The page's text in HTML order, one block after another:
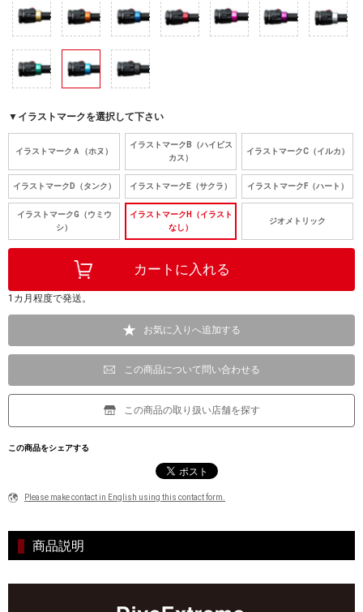
▼イラストマークを選択して下さい
イラストマークＡ（ホヌ）
イラストマークB（ハイビス
カス）
イラストマークC（イルカ）
イラストマークD（タンク） イラストマークE（サクラ） イラストマークF（ハート）
イラストマークG（ウミウ
シ）
イラストマークH（イラスト
なし）
ジオメトリック
1カ月程度で発送。
お気に入りへ追加する
この商品について問い合わせる
この商品の取り扱い店舗を探す
この商品をシェアする
Please make contact in English using this contact form.
商品説明